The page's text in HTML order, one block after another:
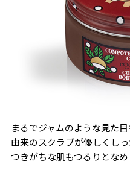
まるでジャムのような見た
由来のスクラブが優しくし
つきがちな肌もつるりとなめ